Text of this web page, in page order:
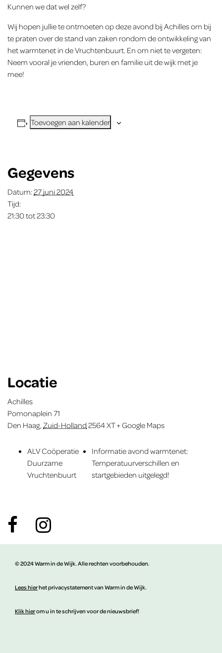
Kunnen we dat wel zelf?
Wij hopen jullie te ontmoeten op deze avond bij Achillesom bij
te praten over de stand van zaken rondom de ontwikkeling van
het warmtenet in de Vruchtenbuurt. En om niet te vergeten:
Neem vooral je vrienden, buren en familie uit de wijk met je
mee!
Toevoegen aan kalender
Gegevens
Datum:27 juni 2024
Tijd:
21:30 tot 23:30
Locatie
Achilles
Pomonaplein 71
Den Haag, Zuid-Holland 2564 XT+ Google Maps
ALV Coöperatie
Duurzame
Vruchtenbuurt
Informatie avond warmtenet:
Temperatuurverschillen en
startgebieden uitgelegd!
© 2024 Warm in de Wijk. Alle rechten voorbehouden.
Lees hierhet privacystatement van Warm in de Wijk.
Klik hierom u in te schrijven voor de nieuwsbrief!